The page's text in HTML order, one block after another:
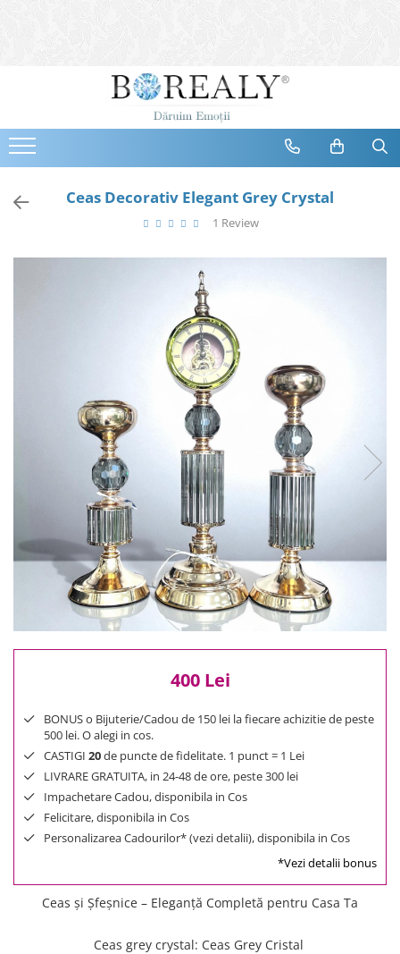
Bijuterii
Cercei
Bratari
Coliere
Tiare
Cele mai noi
Cele mai vandute
Cele mai votate
0 Lei - 100 Lei
100 Lei - 200 Lei
200 Lei - 300 Lei
300 Lei - 500 Lei
500 Lei - 1000 Lei
Ceas Decorativ Elegant Grey Crystal
1 Review
400 Lei
BONUS o Bijuterie/Cadou de 150 lei la fiecare achizitie de peste
500 lei. O alegi in cos.
CASTIGI 20de puncte de fidelitate. 1 punct = 1 Lei
LIVRARE GRATUITA, in 24-48 de ore, peste 300 lei
Impachetare Cadou, disponibila in Cos
Felicitare, disponibila in Cos
Personalizarea Cadourilor* (vezi detalii), disponibila in Cos
*Vezi detalii bonus
Ceas și Șfeșnice – Eleganță Completă pentru Casa Ta
Ceas grey crystal: Ceas Grey Cristal